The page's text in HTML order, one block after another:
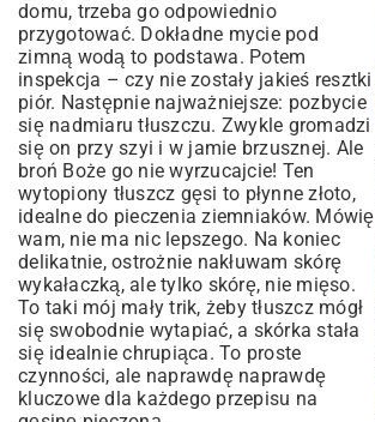
domu, trzeba go odpowiednio
przygotować. Dokładne mycie pod
zimną wodą to podstawa. Potem
inspekcja – czy nie zostały jakieś resztki
piór. Następnie najważniejsze: pozbycie
się nadmiaru tłuszczu. Zwykle gromadzi
się on przy szyi i w jamie brzusznej. Ale
broń Boże go nie wyrzucajcie! Ten
wytopiony tłuszcz gęsi to płynne złoto,
idealne do pieczenia ziemniaków. Mówię
wam, nie ma nic lepszego. Na koniec
delikatnie, ostrożnie nakłuwam skórę
wykałaczką, ale tylko skórę, nie mięso.
To taki mój mały trik, żeby tłuszcz mógł
się swobodnie wytapiać, a skórka stała
się idealnie chrupiąca. To proste
czynności, ale naprawdę naprawdę
kluczowe dla każdego przepisu na